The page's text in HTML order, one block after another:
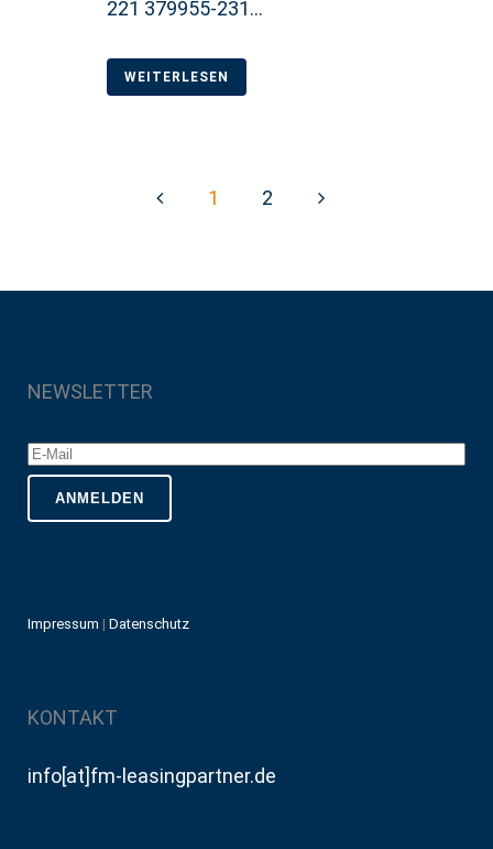
221 379955-231...
WEITERLESEN
1 2
NEWSLETTER
Impressum | Datenschutz
KONTAKT
info[at]fm-leasingpartner.de